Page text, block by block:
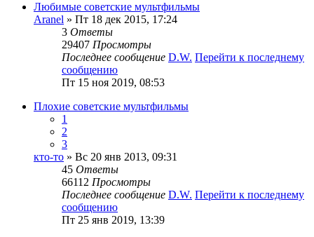
Любимые советские мультфильмы
Aranel » Пт 18 дек 2015, 17:24
3 Ответы
29407 Просмотры
Последнее сообщение D.W. Перейти к последнему
сообщению
Пт 15 ноя 2019, 08:53
Плохие советские мультфильмы
1
2
3
кто-то » Вс 20 янв 2013, 09:31
45 Ответы
66112 Просмотры
Последнее сообщение D.W. Перейти к последнему
сообщению
Пт 25 янв 2019, 13:39